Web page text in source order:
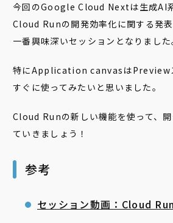
今回のGoogle Cloud Nextは生成AI系
Cloud Runの開発効率化に関する発
一番興味深いセッションとなりました
特にApplication canvasはPreview
すぐに使ってみたいと思いました。
Cloud Runの新しい機能を使って、
ていきましょう！
参考
セッション動画：Cloud